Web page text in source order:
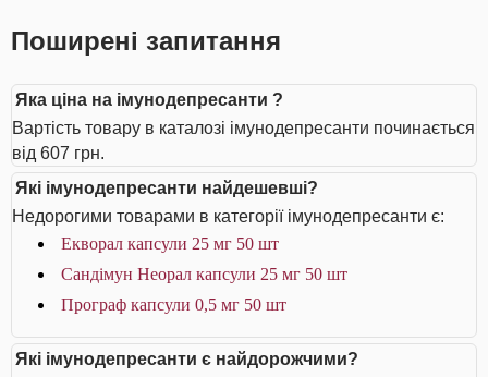
Поширені запитання
Яка ціна на імунодепресанти ?
Вартість товару в каталозі імунодепресанти починається
від 607 грн.
Які імунодепресанти найдешевші?
Недорогими товарами в категорії імунодепресанти є:
Екворал капсули 25 мг 50 шт
Сандімун Неорал капсули 25 мг 50 шт
Програф капсули 0,5 мг 50 шт
Які імунодепресанти є найдорожчими?